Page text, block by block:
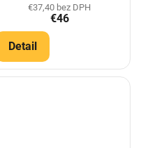
€37,40 bez DPH
€46
Detail